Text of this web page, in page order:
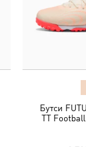
Бутси
TT